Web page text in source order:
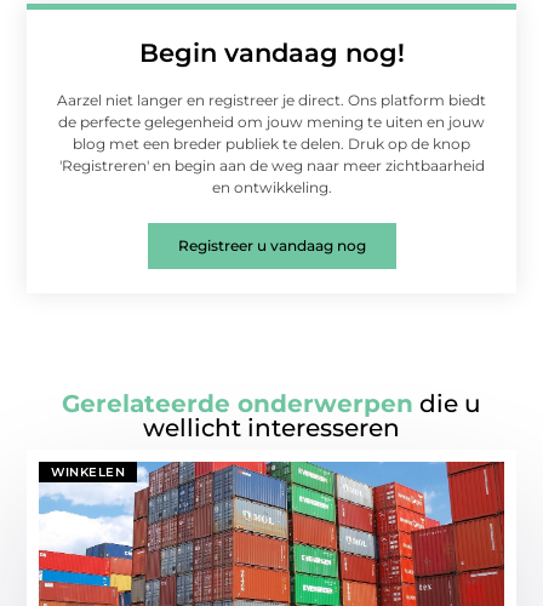
Begin vandaag nog!
Aarzel niet langer en registreer je direct. Ons platform biedt
de perfecte gelegenheid om jouw mening te uiten en jouw
blog met een breder publiek te delen. Druk op de knop
'Registreren' en begin aan de weg naar meer zichtbaarheid
en ontwikkeling.
Registreer u vandaag nog
Gerelateerde onderwerpen die u
wellicht interesseren
WINKELEN